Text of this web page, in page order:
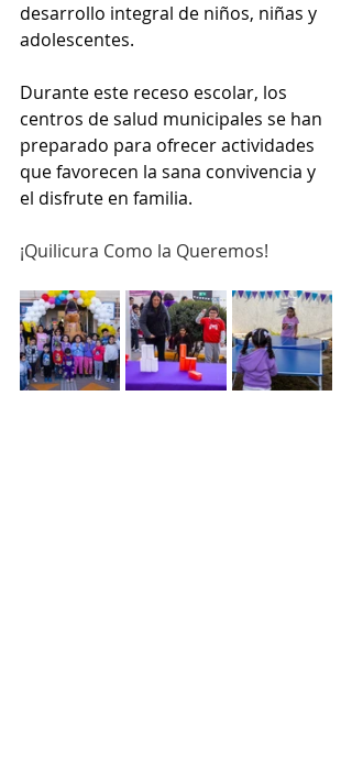
desarrollo integral de niños, niñas y
adolescentes.
Durante este receso escolar, los
centros de salud municipales se han
preparado para ofrecer actividades
que favorecen la sana convivencia y
el disfrute en familia.
¡Quilicura Como la Queremos!